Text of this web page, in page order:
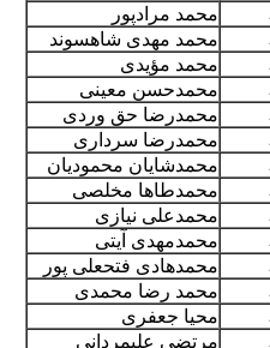
محمد مرادپور
محمد مهدی شاهسوند
محمد مؤیدی
محمدحسن معینی
محمدرضا حق وردی
محمدرضا سرداری
محمدشایان محمودیان
محمدطاها مخلصی
محمدعلی نیازی
محمدمهدی آیتی
محمدهادی فتحعلی پور
محمد رضا محمدی
محیا جعفری
مرتضي عليمرداني